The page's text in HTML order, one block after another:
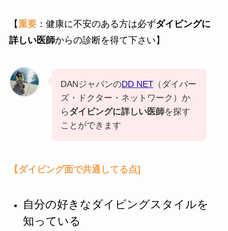
【重要：健康に不安のある方は必ずダイビングに
詳しい医師からの診断を得て下さい】
DANジャパンのDD NET（ダイバー
ズ・ドクター・ネットワーク）か
らダイビングに詳しい医師を探す
ことができます
【ダイビング面で共通してる点]
自分の好きなダイビングスタイルを
知っている